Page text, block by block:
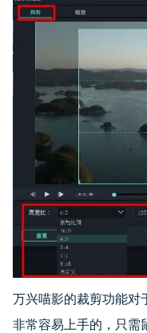
万兴喵影的裁剪功能对
非常容易上手的，只需